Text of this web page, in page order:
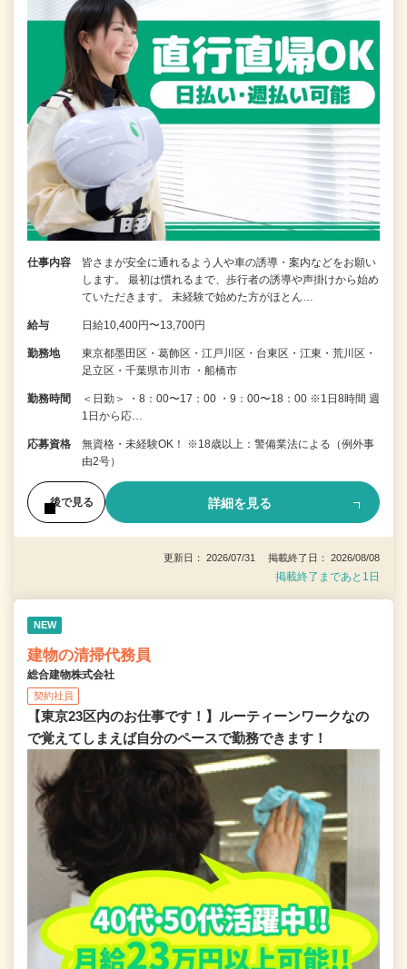
仕事内容
皆さまが安全に通れるよう人や車の誘導・案内などをお願い
します。 最初は慣れるまで、歩行者の誘導や声掛けから始め
ていただきます。 未経験で始めた方がほとん…
給与 日給10,400円〜13,700円
勤務地
東京都墨田区・葛飾区・江戸川区・台東区・江東・荒川区・
足立区・千葉県市川市 ・船橋市
勤務時間
＜日勤＞ ・8：00〜17：00 ・9：00〜18：00 ※1日8時間 週
1日から応…
応募資格
無資格・未経験OK！ ※18歳以上：警備業法による（例外事
由2号）
後で見る 詳細を見る
更新日： 2026/07/31 掲載終了日： 2026/08/08
掲載終了まであと1日
NEW
建物の清掃代務員
総合建物株式会社
契約社員
【東京23区内のお仕事です！】ルーティーンワークなの
で覚えてしまえば自分のペースで勤務できます！